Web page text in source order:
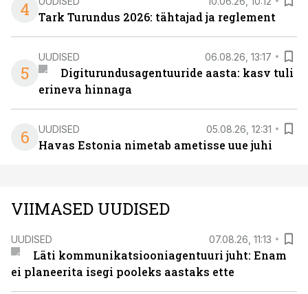
4 Tark Turundus 2026: tähtajad ja reglement
5
UUDISED 06.08.26, 13:17
Digiturundusagentuuride aasta: kasv tuli
erineva hinnaga
6 UUDISED 05.08.26, 12:31
Havas Estonia nimetab ametisse uue juhi
VIIMASED UUDISED
UUDISED 07.08.26, 11:13
Läti kommunikatsiooniagentuuri juht: Enam
ei planeerita isegi pooleks aastaks ette